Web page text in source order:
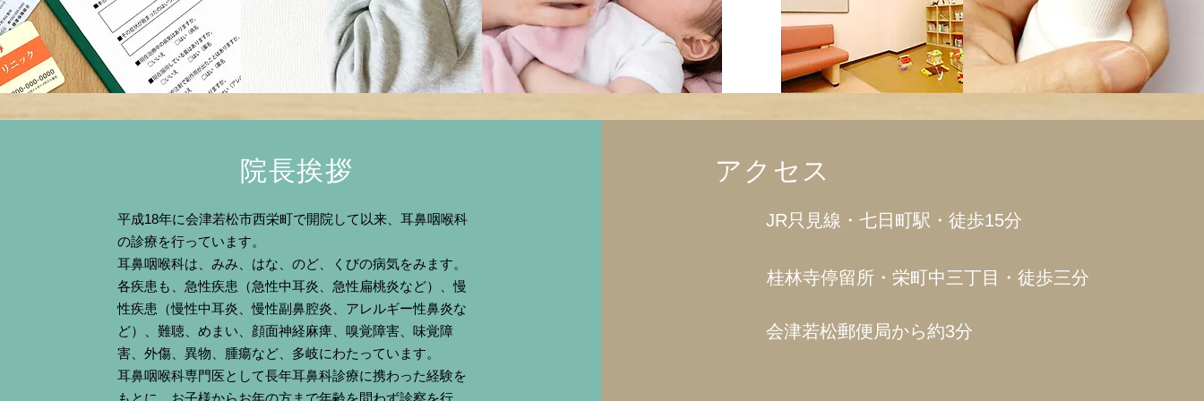
院長挨拶
平成18年に会津若松市西栄町で開院して以来、耳鼻咽喉科
の診療を行っています。
耳鼻咽喉科は、みみ、はな、のど、くびの病気をみます。
各疾患も、急性疾患（急性中耳炎、急性扁桃炎など）、慢
性疾患（慢性中耳炎、慢性副鼻腔炎、アレルギー性鼻炎な
ど）、難聴、めまい、顔面神経麻痺、嗅覚障害、味覚障
害、外傷、異物、腫瘍など、多岐にわたっています。
耳鼻咽喉科専門医として長年耳鼻科診療に携わった経験を
もとに、お子様からお年の方まで年齢を問わず診察を行
アクセス
JR只見線・七日町駅・徒歩15分
桂林寺停留所・栄町中三丁目・徒歩三分
会津若松郵便局から約3分